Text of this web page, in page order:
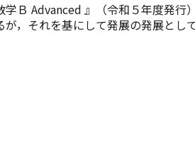
学Ｂ Advanced 』（令和５年度発
が，それを基にして発展の発展と